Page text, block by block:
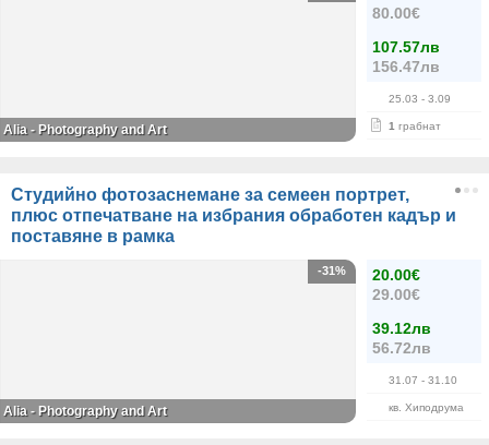
80.00€
107.57лв
156.47лв
25.03 - 3.09
1 грабнат
Alia - Photography and Art
Студийно фотозаснемане за семеен портрет,
плюс отпечатване на избрания обработен кадър и
поставяне в рамка
20.00€
29.00€
39.12лв
56.72лв
31.07 - 31.10
кв. Хиподрума
-31%
Alia - Photography and Art